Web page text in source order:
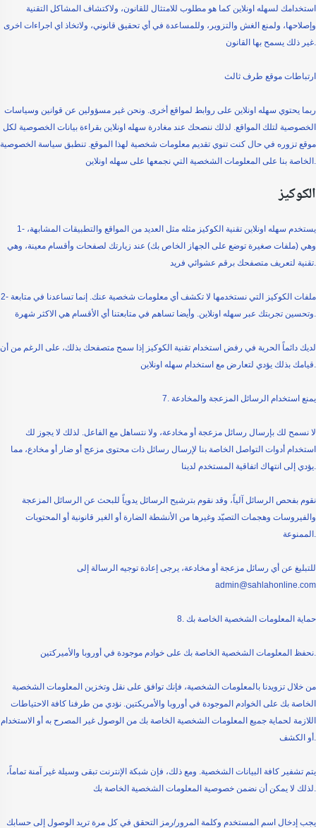
استخدامك لسهله اونلاين كما هو مطلوب للامتثال للقانون، ولاكتشاف المشاكل التقنية
وإصلاحها، ولمنع الغش والتزوير، وللمساعدة في أي تحقيق قانوني، ولاتخاذ اي اجراءات اخرى
غير ذلك يسمح بها القانون.
ارتباطات موقع طرف ثالث
ربما يحتوي سهله اونلاين على روابط لمواقع أخرى. ونحن غير مسؤولين عن قوانين وسياسات
الخصوصية لتلك المواقع. لذلك ننصحك عند مغادرة سهله اونلاين بقراءة بيانات الخصوصية لكل
موقع تزوره في حال كنت تنوي تقديم معلومات شخصية لهذا الموقع. تنطبق سياسة الخصوصية
الخاصة بنا على المعلومات الشخصية التي نجمعها على سهله اونلاين.
الكوكيز
1- يستخدم سهله اونلاين تقنية الكوكيز مثله مثل العديد من المواقع والتطبيقات المشابهة،
وهي (ملفات صغيرة توضع على الجهاز الخاص بك) عند زيارتك لصفحات وأقسام معينة، وهي
تقنية لتعريف متصفحك برقم عشوائي فريد.
2- ملفات الكوكيز التي نستخدمها لا تكشف أي معلومات شخصية عنك. إنما تساعدنا في متابعة
وتحسين تجربتك عبر سهله اونلاين. وأيضا تساهم في متابعتنا أي الأقسام هي الاكثر شهرة.
لديك دائماً الحرية في رفض استخدام تقنية الكوكيز إذا سمح متصفحك بذلك، على الرغم من أن
قيامك بذلك يؤدي لتعارض مع استخدام سهله اونلاين.
7. يمنع استخدام الرسائل المزعجة والمخادعة
لا نسمح لك بإرسال رسائل مزعجة أو مخادعة، ولا نتساهل مع الفاعل. لذلك لا يجوز لك
استخدام أدوات التواصل الخاصة بنا لإرسال رسائل ذات محتوى مزعج أو ضار أو مخادع، مما
يؤدي إلى انتهاك اتفاقية المستخدم لدينا.
نقوم بفحص الرسائل آلياً، وقد نقوم بترشيح الرسائل يدوياً للبحث عن الرسائل المزعجة
والفيروسات وهجمات التصيّد وغيرها من الأنشطة الضارة أو الغير قانونية أو المحتويات
الممنوعة.
للتبليغ عن أي رسائل مزعجة أو مخادعة، يرجى إعادة توجيه الرسالة إلى
admin@sahlahonline.com
8. حماية المعلومات الشخصية الخاصة بك
نحفظ المعلومات الشخصية الخاصة بك على خوادم موجودة في أوروبا والأميركتين.
من خلال تزويدنا بالمعلومات الشخصية، فإنك توافق على نقل وتخزين المعلومات الشخصية
الخاصة بك على الخوادم الموجودة في أوروبا والأمريكتين. نؤدي من طرفنا كافة الاحتياطات
اللازمة لحماية جميع المعلومات الشخصية الخاصة بك من الوصول غير المصرح به أو الاستخدام
أو الكشف.
يتم تشفير كافة البيانات الشخصية. ومع ذلك، فإن شبكة الإنترنت تبقى وسيلة غير آمنة تماماً،
لذلك لا يمكن أن نضمن خصوصية المعلومات الشخصية الخاصة بك.
يجب إدخال اسم المستخدم وكلمة المرور/رمز التحقق في كل مرة تريد الوصول إلى حسابك